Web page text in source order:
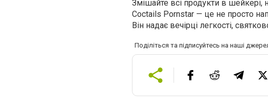
Змішайте всі продукти в шейкері,
Coctails Pornstar — це не просто
Він надає вечірці легкості,
Поділіться та підписуйтесь на наші